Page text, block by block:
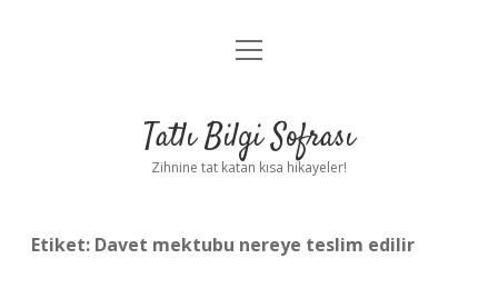
Anasayfa
Yasal Uyarı
menüyü
Tatlı Bilgi Sofrası
Zihnine tat katan kısa hikayeler!
Etiket: Davet mektubu nereye teslim edilir